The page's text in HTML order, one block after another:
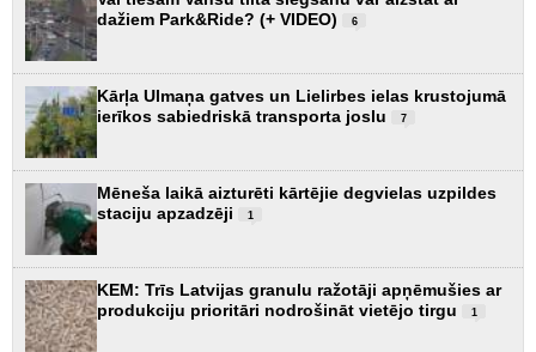
dažiem Park&Ride? (+ VIDEO)
6
Kārļa Ulmaņa gatves un Lielirbes ielas krustojumā
ierīkos sabiedriskā transporta joslu
7
Mēneša laikā aizturēti kārtējie degvielas uzpildes
staciju apzadzēji
1
KEM: Trīs Latvijas granulu ražotāji apņēmušies ar
produkciju prioritāri nodrošināt vietējo tirgu
1